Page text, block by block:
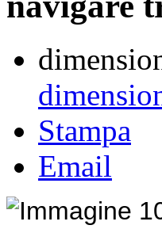
Stampa
Email